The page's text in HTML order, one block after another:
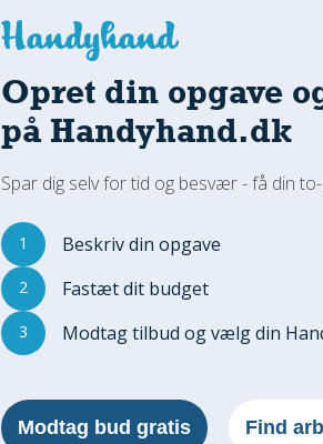
Opret din opgave
på Handyhand.dk
Spar dig selv for tid og besvær - få din
1 Beskriv din opgave
2 Fastæt dit budget
3 Modtag tilbud og vælg din
Modtag bud gratis Find